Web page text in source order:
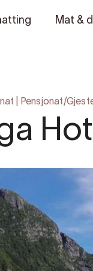
Mat &
Pensjonat/